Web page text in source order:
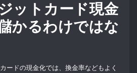
ットカード現金
かるわけではな
ードの現金化では、換金率などもよく